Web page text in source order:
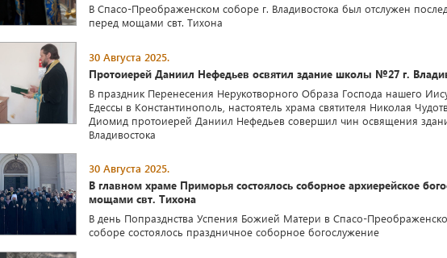
В Спасо-Преображенском соборе г. Владивостока был отслужен
перед мощами свт. Тихона
30 Августа 2025.
Протоиерей Даниил Нефедьев освятил здание школы №27 г.
В праздник Перенесения Нерукотворного Образа Господа нашего
Едессы в Константинополь, настоятель храма святителя Николая
Диомид протоиерей Даниил Нефедьев совершил чин освящения
Владивостока
30 Августа 2025.
В главном храме Приморья состоялось соборное архиерейское
мощами свт. Тихона
В день Попразднства Успения Божией Матери в Спасо-
соборе состоялось праздничное соборное богослужение